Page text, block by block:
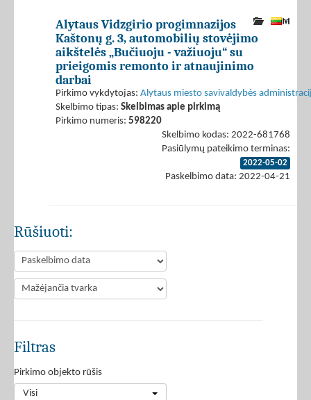
Alytaus Vidzgirio progimnazijos
Kaštonų g. 3, automobilių stovėjimo
aikštelės „Bučiuoju - važiuoju“ su
prieigomis remonto ir atnaujinimo
darbai
Pirkimo vykdytojas: Alytaus miesto savivaldybės
Skelbimo tipas: Skelbimas apie pirkimą
Pirkimo numeris: 598220
Skelbimo kodas: 2022-681768
Pasiūlymų pateikimo terminas:
2022-05-02
Paskelbimo data: 2022-04-21
Rūšiuoti:
Filtras
Pirkimo objekto rūšis
Visi